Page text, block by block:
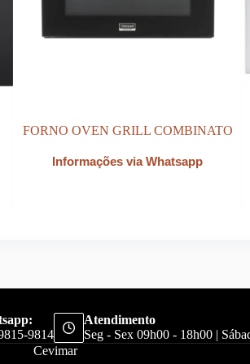
FORNO OVEN GRILL COMBINATO
Informações via Whatsapp
9814
Atendimento
Seg - Sex 09h00 - 18h00 |
Cevimar